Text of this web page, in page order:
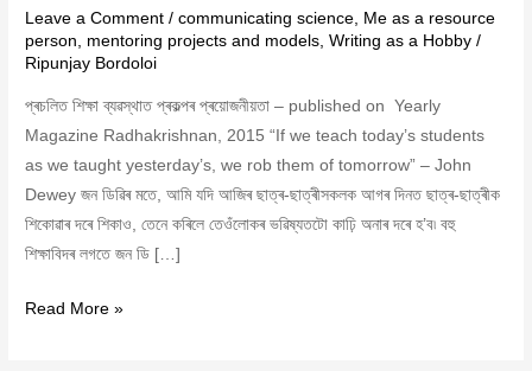
Leave a Comment /communicating science, Me as a resource
person, mentoring projects and models,Writing as a Hobby /
Ripunjay Bordoloi
প্ৰচলিত শিক্ষা ব্যৱস্থাত প্ৰকল্পৰ প্ৰয়োজনীয়তা – published on Yearly
Magazine Radhakrishnan, 2015 “If we teach today’s students
as we taught yesterday’s, we rob them of tomorrow” – John
Dewey জন ডিৱিৰ মতে, আমি যদি আজিৰ ছাত্ৰ-ছাত্ৰীসকলক আগৰ দিনত ছাত্ৰ-ছাত্ৰীক
শিকোৱাৰ দৰে শিকাও, তেনে কৰিলে তেওঁলোকৰ ভৱিষ্যতটো কাঢ়ি অনাৰ দৰে হ’ব৷ বহু
শিক্ষাবিদৰ লগতে জন ডি […]
Read More »